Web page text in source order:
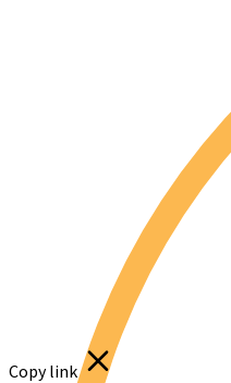
Copy link